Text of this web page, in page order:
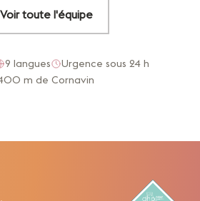
Voir toute l'équipe
9 langues
Urgence sous 24 h
m de Cornavin